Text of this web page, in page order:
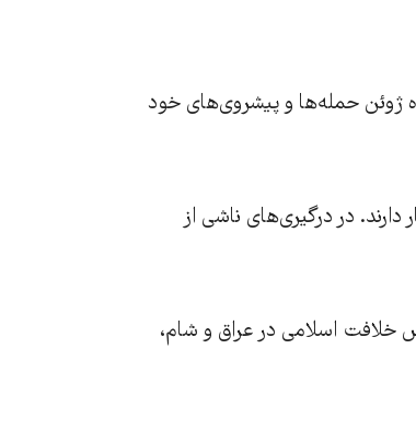
ژوئن حمله‌ها و پیشروی‌های خود
در درگیری‌های ناشی از
اسلامی در عراق و شام،